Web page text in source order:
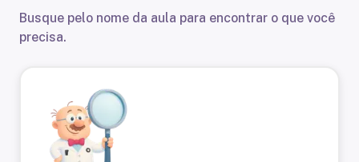
Busque pelo nome da aula para encontrar o que você
precisa.